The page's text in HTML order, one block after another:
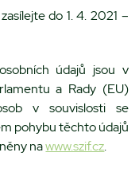
do 1. 4. 2021 –
údajů jsou v
a Rady (EU)
v souvislosti se
pohybu těchto údajů
nawww.szif.cz.